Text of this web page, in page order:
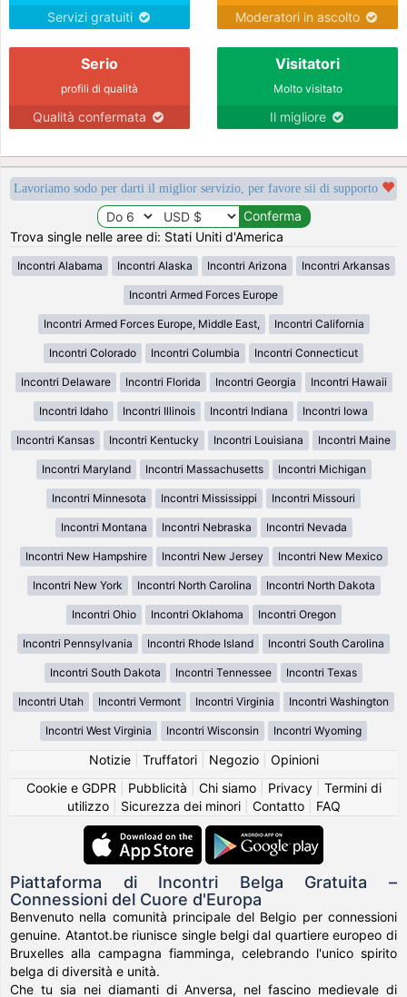
Servizi gratuiti Moderatori in ascolto
Serio
profili di qualità
Qualità confermata
Visitatori
Molto visitato
Il migliore
Lavoriamo sodo per darti il miglior servizio, per favore sii di supporto
Trova single nelle aree di: Stati Uniti d'America
Incontri Alabama Incontri Alaska Incontri Arizona Incontri Arkansas
Incontri Armed Forces Europe
Incontri Armed Forces Europe, Middle East, Incontri California
Incontri Colorado Incontri Columbia Incontri Connecticut
Incontri Delaware Incontri Florida Incontri Georgia Incontri Hawaii
Incontri Idaho Incontri Illinois Incontri Indiana Incontri Iowa
Incontri Kansas Incontri Kentucky Incontri Louisiana Incontri Maine
Incontri Maryland Incontri Massachusetts Incontri Michigan
Incontri Minnesota Incontri Mississippi Incontri Missouri
Incontri Montana Incontri Nebraska Incontri Nevada
Incontri New Hampshire Incontri New Jersey Incontri New Mexico
Incontri New York Incontri North Carolina Incontri North Dakota
Incontri Ohio Incontri Oklahoma Incontri Oregon
Incontri Pennsylvania Incontri Rhode Island Incontri South Carolina
Incontri South Dakota Incontri Tennessee Incontri Texas
Incontri Utah Incontri Vermont Incontri Virginia Incontri Washington
Incontri West Virginia Incontri Wisconsin Incontri Wyoming
Notizie| Truffatori| Negozio| Opinioni
Cookie e GDPR
Pubblicità Chi siamo| Privacy| Termini di
utilizzo| Sicurezza dei minori| Contatto| FAQ
Piattaforma di Incontri Belga Gratuita –
Connessioni del Cuore d'Europa
Benvenuto nella comunità principale del Belgio per connessioni
genuine. Atantot.be riunisce single belgi dal quartiere europeo di
Bruxelles alla campagna fiamminga, celebrando l'unico spirito
belga di diversità e unità.
Che tu sia nei diamanti di Anversa, nel fascino medievale di